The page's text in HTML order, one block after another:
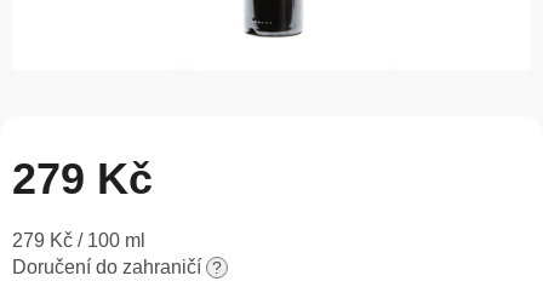
279 Kč
Měrná
cena:
279 Kč / 100 ml
Doručení do zahraničí ?